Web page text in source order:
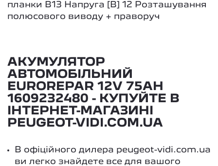
планки B13 Напруга [В] 12 Розташування
полюсового виводу + праворуч
АКУМУЛЯТОР
АВТОМОБІЛЬНИЙ
EUROREPAR 12V 75AH
1609232480 - КУПУЙТЕ В
ІНТЕРНЕТ-МАГАЗИНІ
PEUGEOT-VIDI.COM.UA
В офіційного дилера peugeot-vidi.com.ua
ви легко знайдете все для вашого